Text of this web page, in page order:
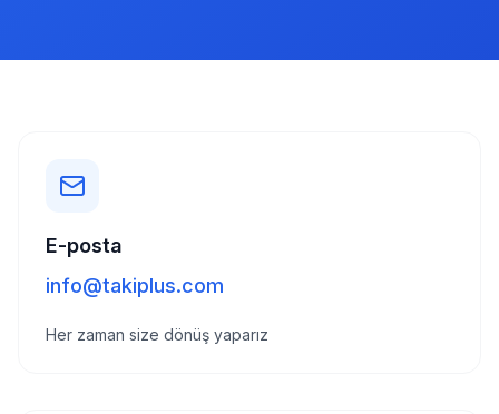
E-posta
info@takiplus.com
Her zaman size dönüş yaparız